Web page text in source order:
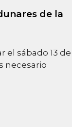
de la
el sábado 13 de
necesario